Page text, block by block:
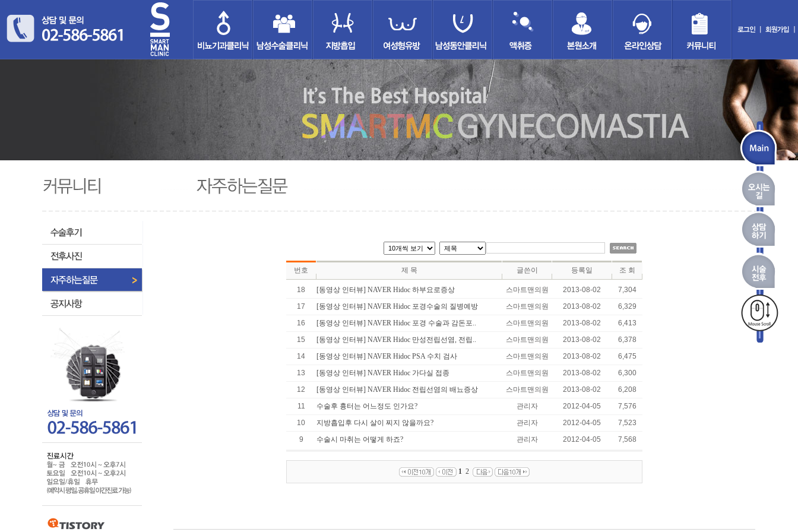
번호 제 목 글쓴이 등록일 조 회
18 [동영상 인터뷰] NAVER Hidoc 하부요로증상 스마트맨의원 2013-08-02
7,304
17
[동영상 인터뷰] NAVER Hidoc 포경수술의 질병예방 스마트맨의원 2013-08-02
6,329
16
[동영상 인터뷰] NAVER Hidoc 포경 수술과 감돈포.. 스마트맨의원 2013-08-02
6,413
15
[동영상 인터뷰] NAVER Hidoc 만성전립선염, 전립.. 스마트맨의원 2013-08-02
6,378
14
[동영상 인터뷰] NAVER Hidoc PSA 수치 검사 스마트맨의원 2013-08-02
6,475
13
[동영상 인터뷰] NAVER Hidoc 가다실 접종 스마트맨의원 2013-08-02
6,300
12
[동영상 인터뷰] NAVER Hidoc 전립선염의 배뇨증상 스마트맨의원 2013-08-02
6,208
11
수술후 흉터는 어느정도 인가요? 관리자 2012-04-05
7,576
10
지방흡입후 다시 살이 찌지 않을까요? 관리자 2012-04-05
7,523
9
수술시 마취는 어떻게 하죠? 관리자 2012-04-05 7,568
1 2